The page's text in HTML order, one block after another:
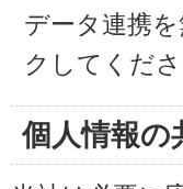
データ連携
クしてくださ
個人情報の